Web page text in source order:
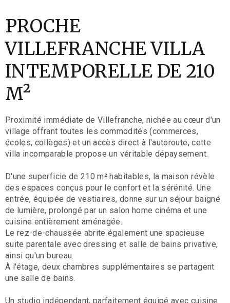
PROCHE
VILLEFRANCHE VILLA
INTEMPORELLE DE 210
M²
Proximité immédiate de Villefranche, nichée au cœur d'un
village offrant toutes les commodités (commerces,
écoles, collèges) et un accès direct à l'autoroute, cette
villa incomparable propose un véritable dépaysement.
D'une superficie de 210 m² habitables, la maison révèle
des espaces conçus pour le confort et la sérénité. Une
entrée, équipée de vestiaires, donne sur un séjour baigné
de lumière, prolongé par un salon home cinéma et une
cuisine entièrement aménagée.
Le rez-de-chaussée abrite également une spacieuse
suite parentale avec dressing et salle de bains privative,
ainsi qu'un bureau.
À l'étage, deux chambres supplémentaires se partagent
une salle de bains.
Un studio indépendant, parfaitement équipé avec cuisine